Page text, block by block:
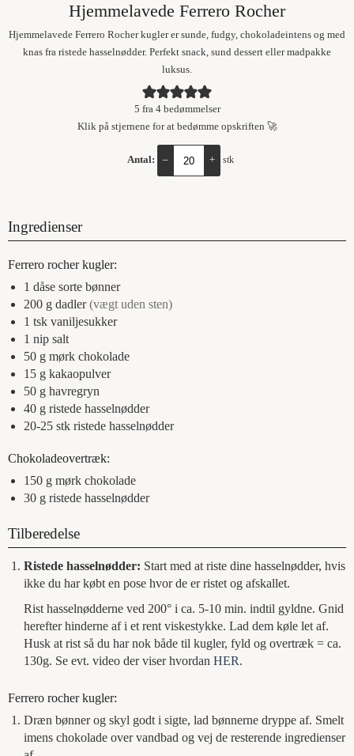
Hjemmelavede Ferrero Rocher
Hjemmelavede Ferrero Rocher kugler er sunde, fudgy, chokoladeintens og med
knas fra ristede hasselnødder. Perfekt snack, sund dessert eller madpakke
luksus.
5 fra 4bedømmelser
Klik på stjernene for at bedømme opskriften 🚀
Antal: – + stk
Ingredienser
Ferrero rocher kugler:
1 dåse sorte bønner
200 g dadler (vægt uden sten)
1 tsk vaniljesukker
1 nip salt
50 g mørk chokolade
15 g kakaopulver
50 g havregryn
40 g ristede hasselnødder
20-25 stk ristede hasselnødder
Chokoladeovertræk:
150 g mørk chokolade
30 g ristede hasselnødder
Tilberedelse
Ristede hasselnødder: Start med at riste dine hasselnødder, hvis
ikke du har købt en pose hvor de er ristet og afskallet.
Rist hasselnødderne ved 200° i ca. 5-10 min. indtil gyldne. Gnid
herefter hinderne af i et rent viskestykke. Lad dem køle let af.
Husk at rist så du har nok både til kugler, fyld og overtræk = ca.
130g. Se evt. video der viser hvordan HER.
Ferrero rocher kugler:
Dræn bønner og skyl godt i sigte, lad bønnerne dryppe af. Smelt
imens chokolade over vandbad og vej de resterende ingredienser